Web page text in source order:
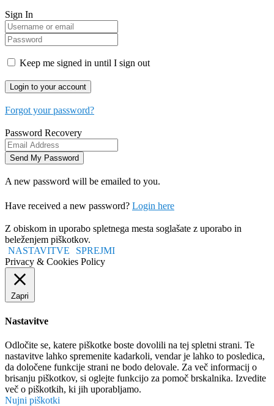
Sign In
Keep me signed in until I sign out
Forgot your password?
Password Recovery
A new password will be emailed to you.
Have received a new password? Login here
Z obiskom in uporabo spletnega mesta soglašate z uporabo in
beleženjem piškotkov.
NASTAVITVE
SPREJMI
Privacy & Cookies Policy
Zapri
Nastavitve
Odločite se, katere piškotke boste dovolili na tej spletni strani. Te
nastavitve lahko spremenite kadarkoli, vendar je lahko to posledica,
da določene funkcije strani ne bodo delovale. Za več informacij o
brisanju piškotkov, si oglejte funkcijo za pomoč brskalnika. Izvedite
več o piškotkih, ki jih uporabljamo.
Nujni piškotki